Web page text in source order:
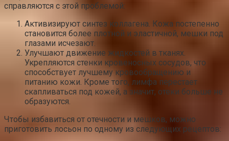
справляются с этой проблемой:
Активизируют синтез коллагена. Кожа постепенно
становится более плотной и эластичной, мешки под
глазами исчезают.
Улучшают движение жидкостей в тканях.
Укрепляются стенки кровеносных сосудов, что
способствует лучшему кровообращению и
питанию кожи. Кроме того, лимфа перестает
скапливаться под кожей, а значит, отеки больше не
образуются.
Чтобы избавиться от отечности и мешков, можно
приготовить лосьон по одному из следующих рецептов: